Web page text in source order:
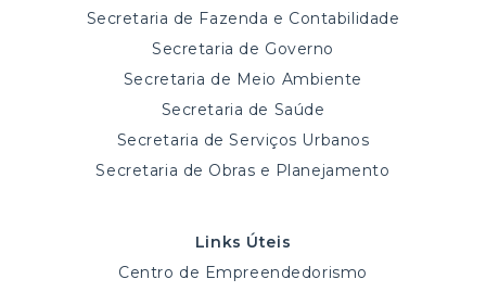
Secretaria de Fazenda e Contabilidade
Secretaria de Governo
Secretaria de Meio Ambiente
Secretaria de Saúde
Secretaria de Serviços Urbanos
Secretaria de Obras e Planejamento
Links Úteis
Centro de Empreendedorismo